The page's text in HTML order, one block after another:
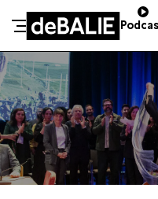
Meteen naar de content
De Balie